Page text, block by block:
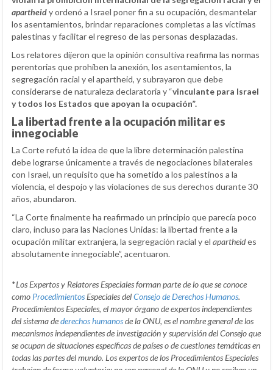
apartheidy ordenó a Israel poner fin a su ocupación, desmantelar
los asentamientos, brindar reparaciones completas a las víctimas
palestinas y facilitar el regreso de las personas desplazadas.
Los relatores dijeron que la opinión consultiva reafirma las normas
perentorias que prohíben la anexión, los asentamientos, la
segregación racial y el apartheid, y subrayaron que debe
considerarse de naturaleza declaratoria y “vinculante para Israel
y todos los Estados que apoyan la ocupación”.
La libertad frente a la ocupación militar es
innegociable
La Corte refutó la idea de que la libre determinación palestina
debe lograrse únicamente a través de negociaciones bilaterales
con Israel, un requisito que ha sometido a los palestinos a la
violencia, el despojo y las violaciones de sus derechos durante 30
años, abundaron.
“La Corte finalmente ha reafirmado un principio que parecía poco
claro, incluso para las Naciones Unidas: la libertad frente a la
ocupación militar extranjera, la segregación racial y el apartheides
absolutamente innegociable”, acentuaron.
*Los Expertos y Relatores Especiales forman parte de lo que se conoce
como ProcedimientosEspeciales delConsejo de Derechos Humanos.
Procedimientos Especiales, el mayor órgano de expertos independientes
del sistema dederechos humanosde la ONU, es el nombre general de los
mecanismos independientes de investigación y supervisión del Consejo que
se ocupan de situaciones específicas de países o de cuestiones temáticas en
todas las partes del mundo. Los expertos de los Procedimientos Especiales